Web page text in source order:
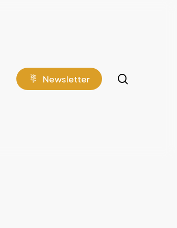
Newsletter